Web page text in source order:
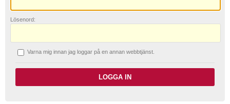
L ösenord:
Varna mig innan jag loggar på en annan webbtjänst.